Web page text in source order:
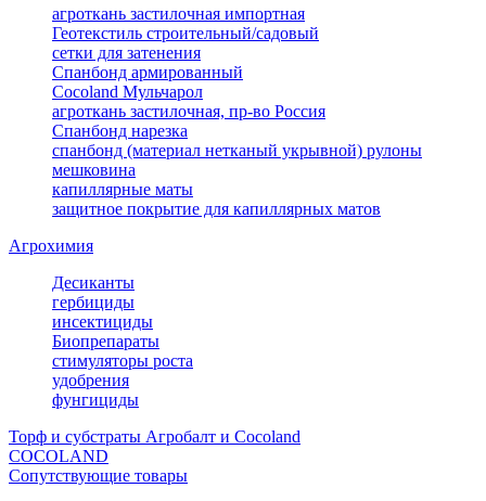
агроткань застилочная импортная
Геотекстиль строительный/садовый
сетки для затенения
Спанбонд армированный
Cocoland Мульчарол
агроткань застилочная, пр-во Россия
Спанбонд нарезка
спанбонд (материал нетканый укрывной) рулоны
мешковина
капиллярные маты
защитное покрытие для капиллярных матов
Агрохимия
Десиканты
гербициды
инсектициды
Биопрепараты
стимуляторы роста
удобрения
фунгициды
Торф и субстраты Агробалт и Cocoland
COCOLAND
Сопутствующие товары